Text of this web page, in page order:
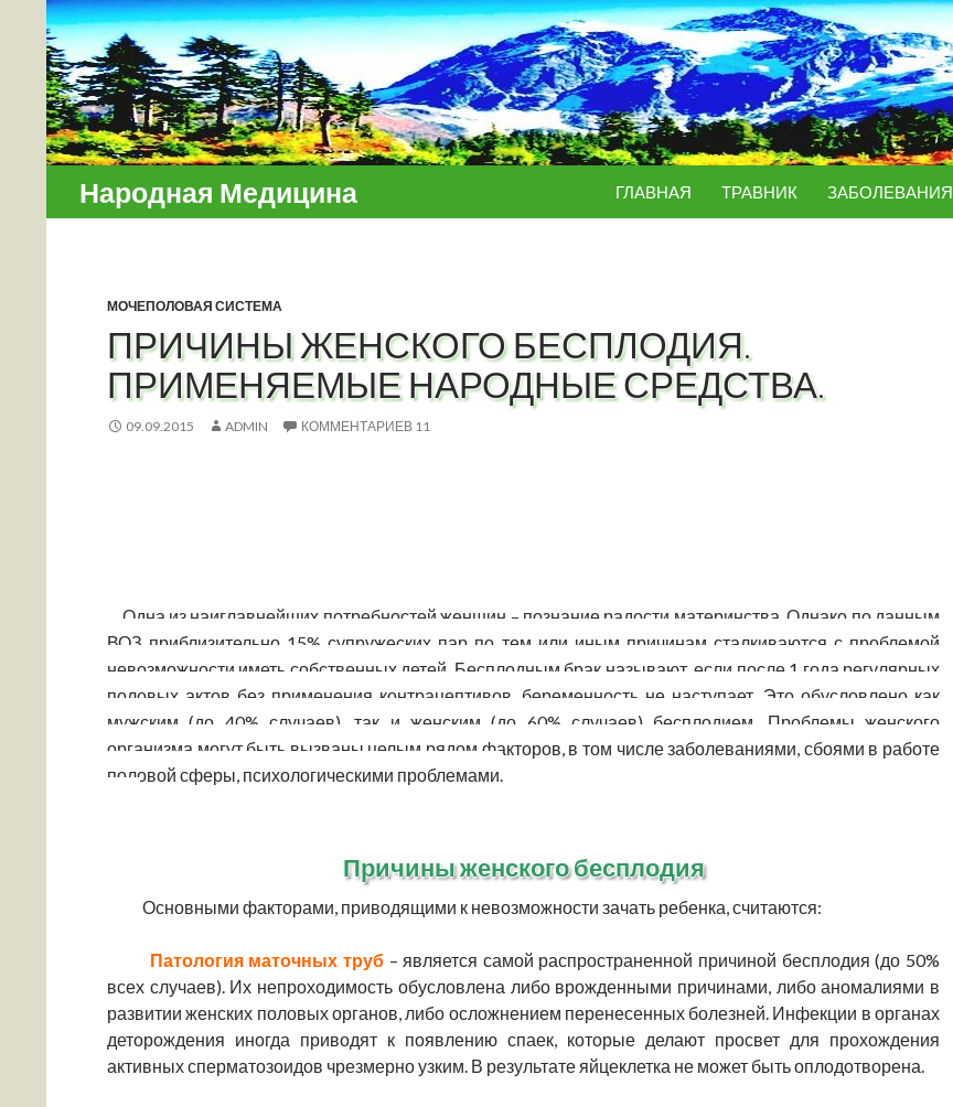
Народная Медицина ГЛАВНАЯ ТРАВНИК ЗАБОЛЕВАНИЯ
МОЧЕПОЛОВАЯ СИСТЕМА
ПРИЧИНЫ ЖЕНСКОГО БЕСПЛОДИЯ.
ПРИМЕНЯЕМЫЕ НАРОДНЫЕ СРЕДСТВА.
09.09.2015 ADMIN КОММЕНТАРИЕВ 11
Одна из наиглавнейших потребностей женщин – познание радости материнства. Однако по данным
ВОЗ приблизительно 15% супружеских пар по тем или иным причинам сталкиваются с проблемой
невозможности иметь собственных детей. Бесплодным брак называют, если после 1 года регулярных
половых актов без применения контрацептивов, беременность не наступает. Это обусловлено как
мужским (до 40% случаев), так и женским (до 60% случаев) бесплодием. Проблемы женского
организма могут быть вызваны целым рядом факторов, в том числе заболеваниями, сбоями в работе
половой сферы, психологическими проблемами.
Причины женского бесплодия
Основными факторами, приводящими к невозможности зачать ребенка, считаются:
Патология маточных труб– является самой распространенной причиной бесплодия (до 50%
всех случаев). Их непроходимость обусловлена либо врожденными причинами, либо аномалиями в
развитии женских половых органов, либо осложнением перенесенных болезней. Инфекции в органах
деторождения иногда приводят к появлению спаек, которые делают просвет для прохождения
активных сперматозоидов чрезмерно узким. В результате яйцеклетка не может быть оплодотворена.